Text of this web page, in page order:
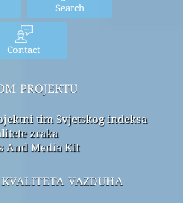
Search
Contact
projektu
tim Svjetskog indeksa
zraka
And Media Kit
vazduha